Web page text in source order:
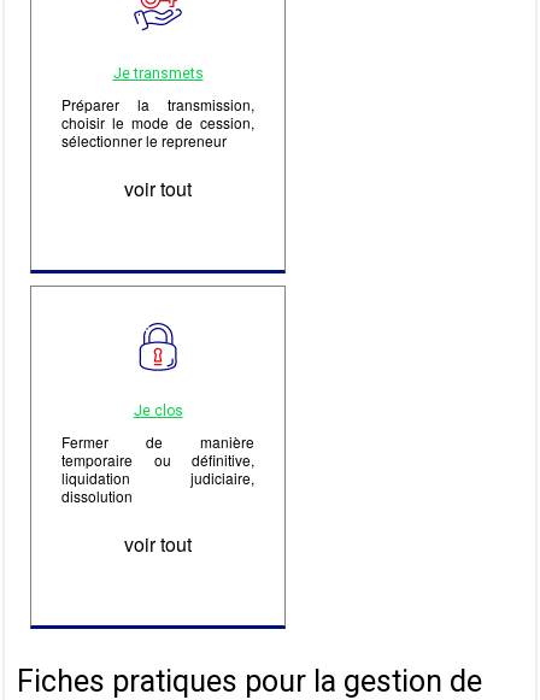
Je transmets
Préparer la transmission,
choisir le mode de cession,
sélectionner le repreneur
voir tout
Je clos
Fermer de manière
temporaire ou définitive,
liquidation judiciaire,
dissolution
voir tout
Fiches pratiques pour la gestion de